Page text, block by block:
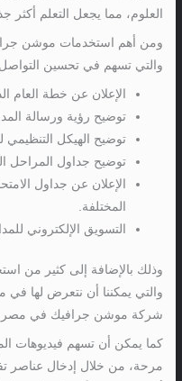
العلوم، مما يجعل التعلم أكثر
ومن أهم استخدمات موشن
والتي تسهم في تحسين
الإعلان عن خطة العام
توضيح رؤية ورسالة
توضيح الهيكل التنظيمي
توضيح جداول المراحل
الإعلان عن جداول
المختلفة.
التسويق الإلكتروني
وذلك بالإضافة إلى كثير من
والتي يمكننا أن نتعرض لها
شركة موشن جرافيك في
كما يمكن أن تسهم فيديوهات
مرحة، من خلال إدخال عناصر